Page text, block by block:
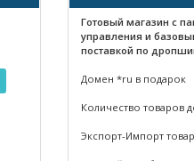
Готовый магазин с
управления и
поставкой по
Домен *ru в подарок
Количество товаров
Экспорт-Импорт